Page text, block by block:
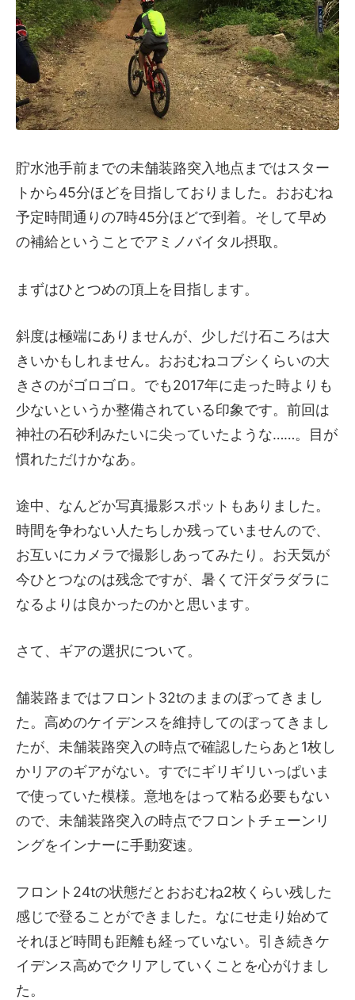
貯水池手前までの未舗装路突入地点まではスター
トから45分ほどを目指しておりました。おおむね
予定時間通りの7時45分ほどで到着。そして早め
の補給ということでアミノバイタル摂取。
まずはひとつめの頂上を目指します。
斜度は極端にありませんが、少しだけ石ころは大
きいかもしれません。おおむねコブシくらいの大
きさのがゴロゴロ。でも2017年に走った時よりも
少ないというか整備されている印象です。前回は
神社の石砂利みたいに尖っていたような……。目が
慣れただけかなあ。
途中、なんどか写真撮影スポットもありました。
時間を争わない人たちしか残っていませんので、
お互いにカメラで撮影しあってみたり。お天気が
今ひとつなのは残念ですが、暑くて汗ダラダラに
なるよりは良かったのかと思います。
さて、ギアの選択について。
舗装路まではフロント32tのままのぼってきまし
た。高めのケイデンスを維持してのぼってきまし
たが、未舗装路突入の時点で確認したらあと1枚し
かリアのギアがない。すでにギリギリいっぱいま
で使っていた模様。意地をはって粘る必要もない
ので、未舗装路突入の時点でフロントチェーンリ
ングをインナーに手動変速。
フロント24tの状態だとおおむね2枚くらい残した
感じで登ることができました。なにせ走り始めて
それほど時間も距離も経っていない。引き続きケ
イデンス高めでクリアしていくことを心がけまし
た。